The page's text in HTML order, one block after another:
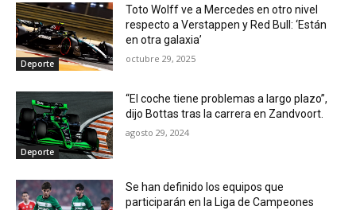
Deporte
Toto Wolff ve a Mercedes en otro nivel
respecto a Verstappen y Red Bull: ‘Están
en otra galaxia’
octubre 29, 2025
Deporte
“El coche tiene problemas a largo plazo”,
dijo Bottas tras la carrera en Zandvoort.
agosto 29, 2024
Se han definido los equipos que
participarán en la Liga de Campeones